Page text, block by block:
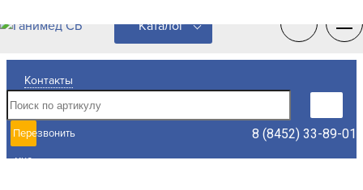
Контакты
Перезвонить
мне
8 (8452) 33-89-01
Каталог